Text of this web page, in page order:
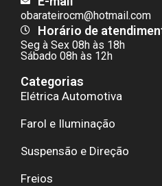
obarateirocm@hotmail.com
Horário de
Seg à Sex 08h às 18h
Sábado 08h às 12h
Categorias
Elétrica Automotiva
Farol e Iluminação
Suspensão e Direção
Freios